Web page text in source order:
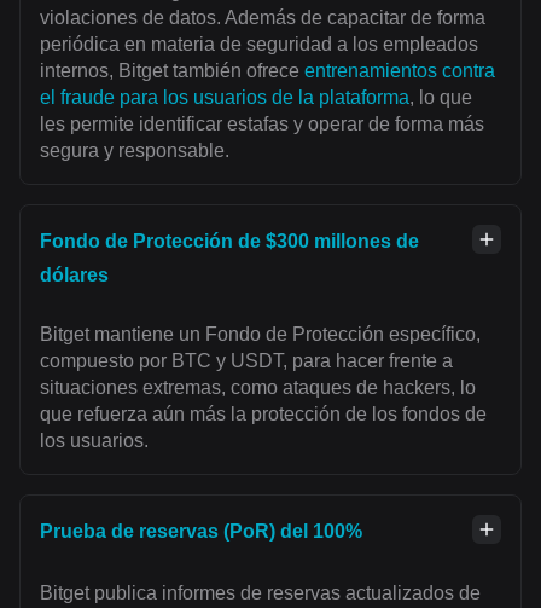
violaciones de datos. Además de capacitar de forma
periódica en materia de seguridad a los empleados
internos, Bitget también ofrece entrenamientos contra
el fraude para los usuarios de la plataforma, lo que
les permite identificar estafas y operar de forma más
segura y responsable.
Fondo de Protección de $300 millones de
dólares
Bitget mantiene un Fondo de Protección específico,
compuesto por BTC y USDT, para hacer frente a
situaciones extremas, como ataques de hackers, lo
que refuerza aún más la protección de los fondos de
los usuarios.
Prueba de reservas (PoR) del 100%
Bitget publica informes de reservas actualizados de